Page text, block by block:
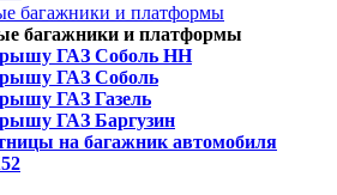
багажники и платформы
багажники и платформы
ГАЗ Соболь НН
ГАЗ Соболь
ГАЗ Газель
ГАЗ Баргузин
на багажник автомобиля